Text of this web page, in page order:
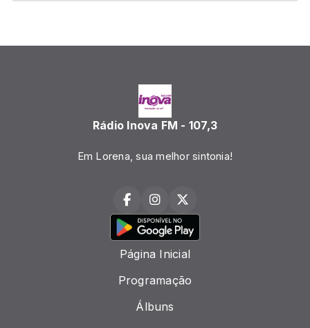
Rádio Inova FM - 107,3
Em Lorena, sua melhor sintonia!
Página Inicial
Programação
Álbuns